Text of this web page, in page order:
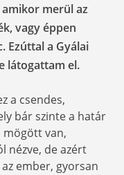
merül az
vagy éppen
Ezúttal a Gyálai
látogattam el.
a csendes,
bár szinte a határ
van,
nézve, de azért
ember, gyorsan